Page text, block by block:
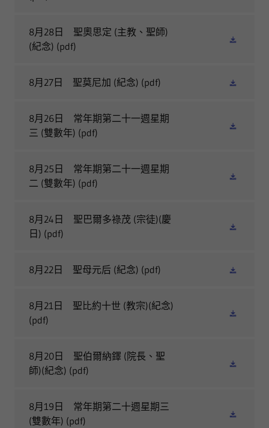
8月28日 聖奧思定 (主教、聖師)
(紀念) (pdf)
8月27日 聖莫尼加 (紀念) (pdf)
8月26日 常年期第二十一週星期
三 (雙數年) (pdf)
8月25日 常年期第二十一週星期
二 (雙數年) (pdf)
8月24日 聖巴爾多祿茂 (宗徒)(慶
日) (pdf)
8月22日 聖母元后 (紀念) (pdf)
8月21日 聖比約十世 (教宗)(紀念)
(pdf)
8月20日 聖伯爾納鐸 (院長、聖
師)(紀念) (pdf)
8月19日 常年期第二十週星期三
(雙數年) (pdf)